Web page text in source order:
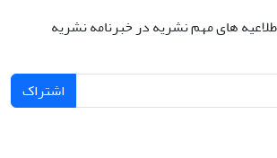
های مهم نشریه در خبرنامه نشریه
اشتراک